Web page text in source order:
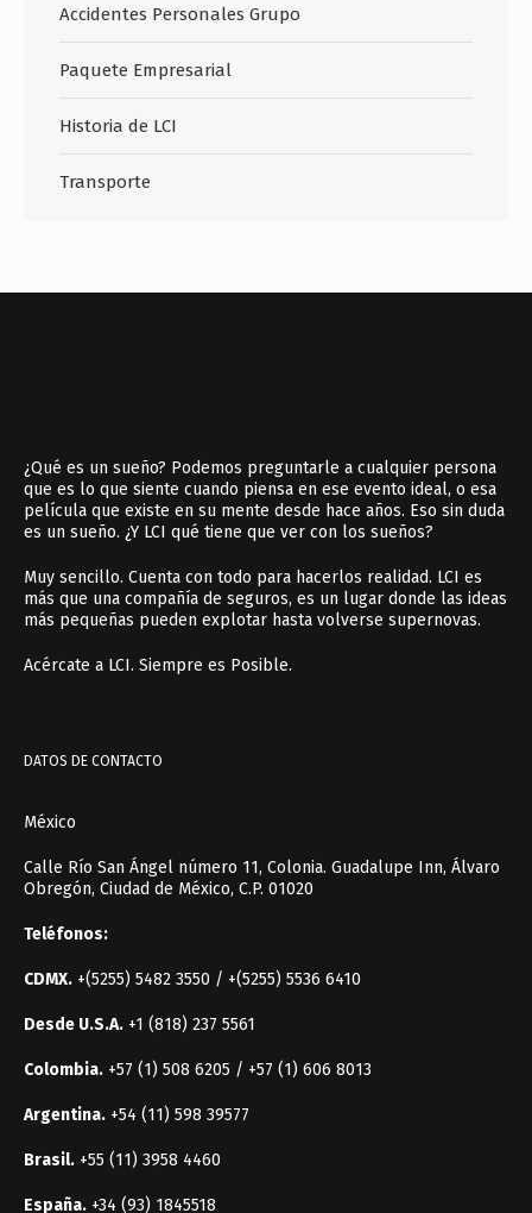
Accidentes Personales Grupo
Paquete Empresarial
Historia de LCI
Transporte
¿Qué es un sueño? Podemos preguntarle a cualquier persona
que es lo que siente cuando piensa en ese evento ideal, o esa
película que existe en su mente desde hace años. Eso sin duda
es un sueño. ¿Y LCI qué tiene que ver con los sueños?
Muy sencillo. Cuenta con todo para hacerlos realidad. LCI es
más que una compañía de seguros, es un lugar donde las ideas
más pequeñas pueden explotar hasta volverse supernovas.
Acércate a LCI. Siempre es Posible.
DATOS DE CONTACTO
México
Calle Río San Ángel número 11, Colonia. Guadalupe Inn, Álvaro
Obregón, Ciudad de México, C.P. 01020
Teléfonos:
CDMX. +(5255) 5482 3550 / +(5255) 5536 6410
Desde U.S.A. +1 (818) 237 5561
Colombia. +57 (1) 508 6205 / +57 (1) 606 8013
Argentina. +54 (11) 598 39577
Brasil. +55 (11) 3958 4460
España. +34 (93) 1845518